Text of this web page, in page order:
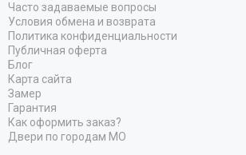
Часто задаваемые вопросы
Условия обмена и возврата
Политика конфиденциальности
Публичная оферта
Блог
Карта сайта
Замер
Гарантия
Как оформить заказ?
Двери по городам МО